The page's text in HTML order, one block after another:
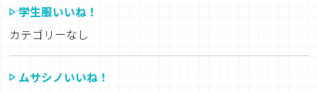
学生服いいね！
カテゴリーなし
ムサシノいいね！